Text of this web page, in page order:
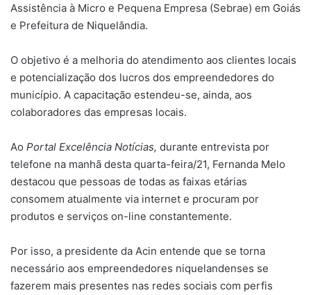
Assistência à Micro e Pequena Empresa (Sebrae) em Goiás
e Prefeitura de Niquelândia.
O objetivo é a melhoria do atendimento aos clientes locais
e potencialização dos lucros dos empreendedores do
município. A capacitação estendeu-se, ainda, aos
colaboradores das empresas locais.
Ao Portal Excelência Notícias, durante entrevista por
telefone na manhã desta quarta-feira/21, Fernanda Melo
destacou que pessoas de todas as faixas etárias
consomem atualmente via internet e procuram por
produtos e serviços on-line constantemente.
Por isso, a presidente da Acin entende que se torna
necessário aos empreendedores niquelandenses se
fazerem mais presentes nas redes sociais com perfis